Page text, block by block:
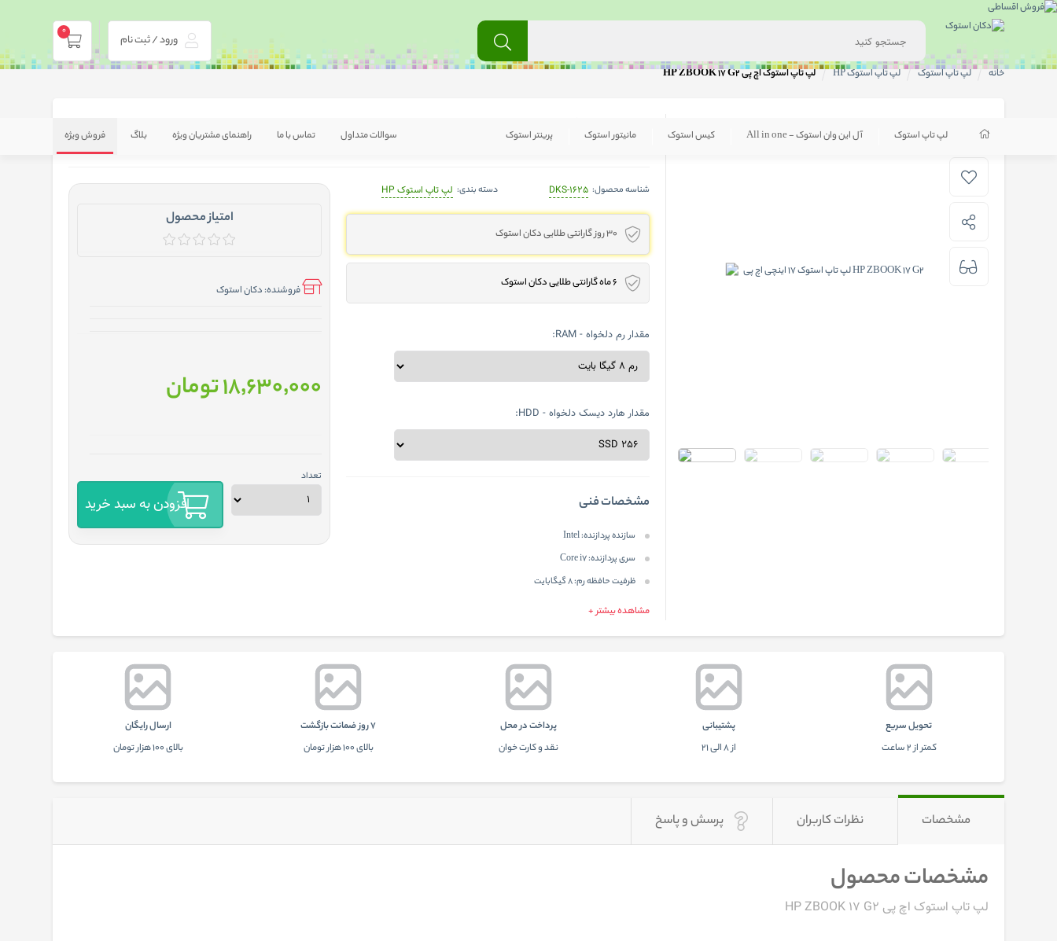
ورود / ثبت نام
0
لپ تاپ استوک آل این وان استوک - All in one کیس استوک مانیتور استوک پرینتر استوک سوالات متداول تماس با ما راهنمای مشتریان ویژه بلاگ فروش ویژه
خانه لپ تاپ استوک لپ تاپ استوک HP لپ تاپ استوک اچ پی HP ZBOOK 17 G2
شناسه محصول: DKS-1625 دسته بندی: لپ تاپ استوک HP
30 روز گارانتی طلایی دکان استوک
6 ماه گارانتی طلایی دکان استوک
مقدار رم دلخواه - RAM:
مقدار هارد دیسک دلخواه - HDD:
مشخصات فنی
سازنده پردازنده:Intel
سری پردازنده:Core i7
ظرفیت حافظه رم:8 گیگابایت
مشاهده بیشتر +
امتیاز محصول
فروشنده: دکان استوک
18٬630٬000 تومان
تعداد
افزودن به سبد خرید
تحويل سريع
کمتر از 2 ساعت
پشتيبانی
از 8 الی 21
پرداخت در محل
نقد و کارت خوان
7 روز ضمانت بازگشت
بالای 100 هزار تومان
ارسال رایگان
بالای 100 هزار تومان
مشخصات نظرات کاربران پرسش و پاسخ
مشخصات محصول
لپ تاپ استوک اچ پی HP ZBOOK 17 G2